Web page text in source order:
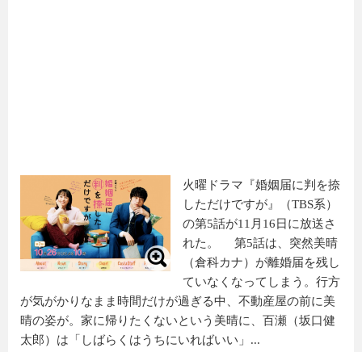
火曜ドラマ『婚姻届に判を捺
しただけですが』（TBS系）
の第5話が11月16日に放送さ
れた。 第5話は、突然美晴
（倉科カナ）が離婚届を残し
ていなくなってしまう。行方
が気がかりなまま時間だけが過ぎる中、不動産屋の前に美
晴の姿が。家に帰りたくないという美晴に、百瀬（坂口健
太郎）は「しばらくはうちにいればいい」...